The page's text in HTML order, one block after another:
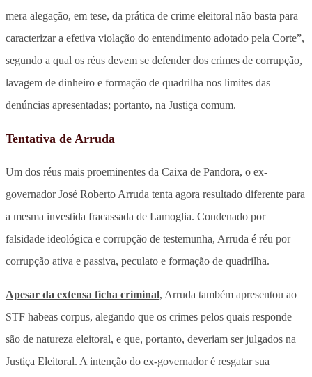
mera alegação, em tese, da prática de crime eleitoral não basta para
caracterizar a efetiva violação do entendimento adotado pela Corte”,
segundo a qual os réus devem se defender dos crimes de corrupção,
lavagem de dinheiro e formação de quadrilha nos limites das
denúncias apresentadas; portanto, na Justiça comum.
Tentativa de Arruda
Um dos réus mais proeminentes da Caixa de Pandora, o ex-
governador José Roberto Arruda tenta agora resultado diferente para
a mesma investida fracassada de Lamoglia. Condenado por
falsidade ideológica e corrupção de testemunha, Arruda é réu por
corrupção ativa e passiva, peculato e formação de quadrilha.
Apesar da extensa ficha criminal, Arruda também apresentou ao
STF habeas corpus, alegando que os crimes pelos quais responde
são de natureza eleitoral, e que, portanto, deveriam ser julgados na
Justiça Eleitoral. A intenção do ex-governador é resgatar sua